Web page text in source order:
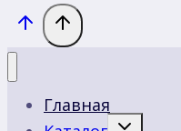
Главная
Переключить